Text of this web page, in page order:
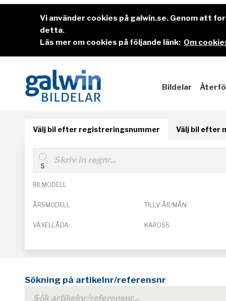
Vi använder cookies på galwin.se. Genom att
detta.
Läs mer om cookies på följande länk: Om
Bildelar
Välj bil efter registreringsnummer Välj bil efter
BILMODELL
ÅRSMODELL TILLV. ÅR/MÅN
VÄXELLÅDA KAROSS
Sökning på artikelnr/referensnr